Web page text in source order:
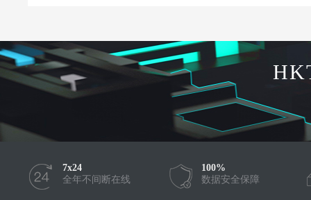
7x24
全年不间断在线
100%
数据安全保障